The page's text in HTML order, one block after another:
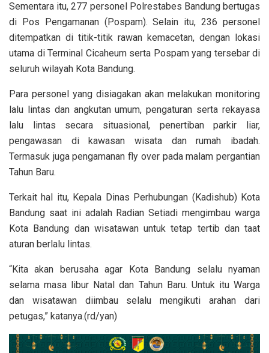
Sementara itu, 277 personel Polrestabes Bandung bertugas
di Pos Pengamanan (Pospam). Selain itu, 236 personel
ditempatkan di titik-titik rawan kemacetan, dengan lokasi
utama di Terminal Cicaheum serta Pospam yang tersebar di
seluruh wilayah Kota Bandung.
Para personel yang disiagakan akan melakukan monitoring
lalu lintas dan angkutan umum, pengaturan serta rekayasa
lalu lintas secara situasional, penertiban parkir liar,
pengawasan di kawasan wisata dan rumah ibadah.
Termasuk juga pengamanan fly over pada malam pergantian
Tahun Baru.
Terkait hal itu, Kepala Dinas Perhubungan (Kadishub) Kota
Bandung saat ini adalah Radian Setiadi mengimbau warga
Kota Bandung dan wisatawan untuk tetap tertib dan taat
aturan berlalu lintas.
“Kita akan berusaha agar Kota Bandung selalu nyaman
selama masa libur Natal dan Tahun Baru. Untuk itu Warga
dan wisatawan diimbau selalu mengikuti arahan dari
petugas,” katanya.(rd/yan)